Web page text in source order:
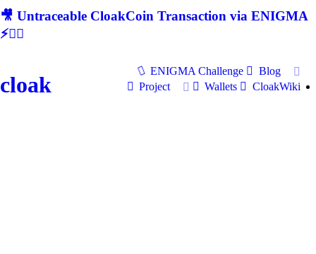
🎥 Untraceable CloakCoin Transaction via ENIGMA
⚡🕵‍♂
cloak
ENIGMA Challenge
Blog
Project
Wallets CloakWiki